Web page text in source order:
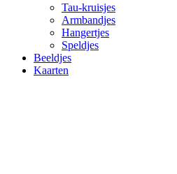
Tau-kruisjes
Armbandjes
Hangertjes
Speldjes
Beeldjes
Kaarten